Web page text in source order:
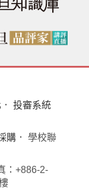
． 投審系統
購 ． 學校聯
：+886-2-